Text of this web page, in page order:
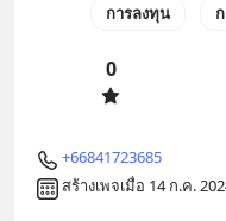
การลงทุน
0
+66841723685
สร้างเพจเมื่อ 14 ก.ค.